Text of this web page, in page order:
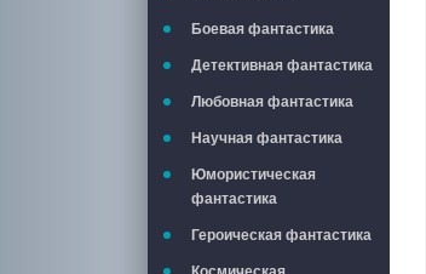
Боевая фантастика
Детективная фантастика
Любовная фантастика
Научная фантастика
Юмористическая
фантастика
Героическая фантастика